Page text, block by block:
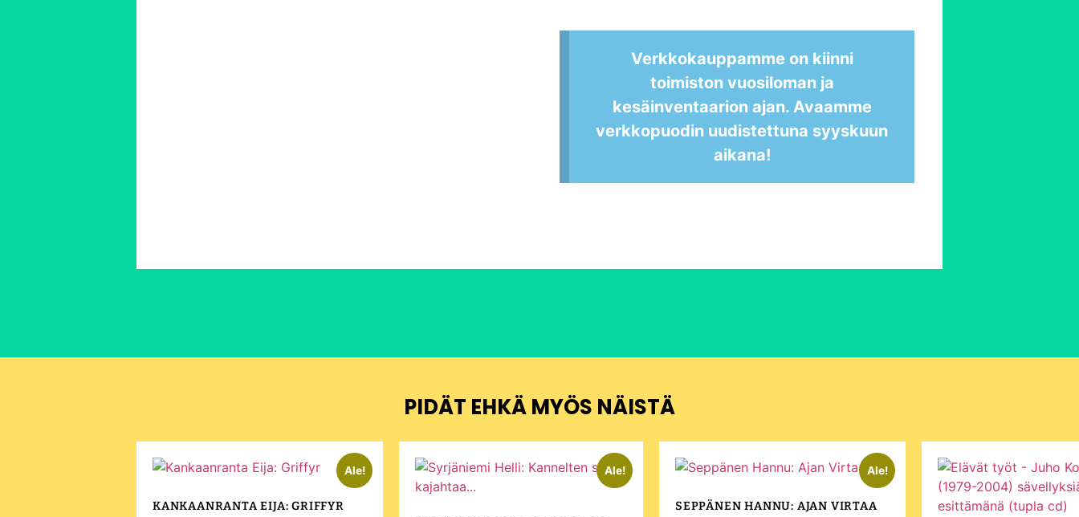
Verkkokauppamme on kiinni
toimiston vuosiloman ja
kesäinventaarion ajan. Avaamme
verkkopuodin uudistettuna syyskuun
aikana!
PIDÄT EHKÄ MYÖS NÄISTÄ
Ale!
KANKAANRANTA EIJA: GRIFFYR
Ale! Ale!
SEPPÄNEN HANNU: AJAN VIRTAA